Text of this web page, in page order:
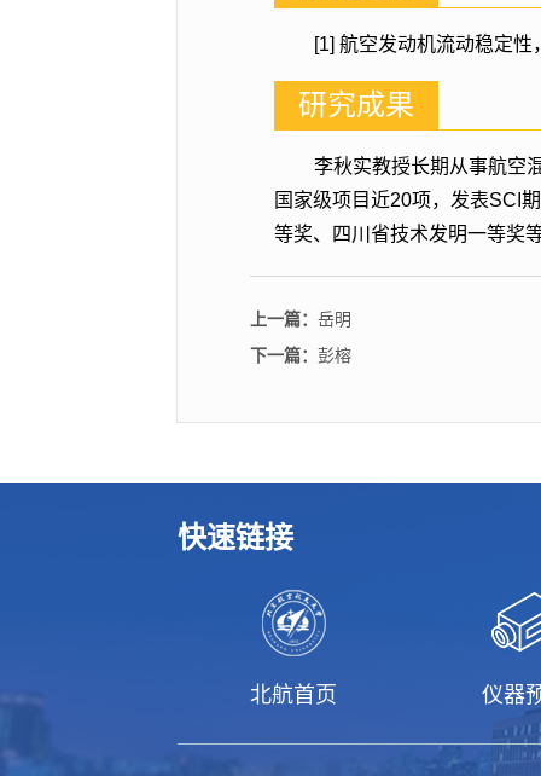
[1] 航空发动机流动稳定
研究成果
李秋实教授长期从事航空
国家级项目近20项，发表SCI
等奖、四川省技术发明一等奖
上一篇： 岳明
下一篇： 彭榕
快速链接
北航首页 仪器